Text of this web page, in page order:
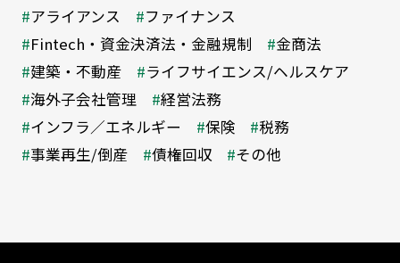
アライアンス
ファイナンス
Fintech・資金決済法・金融規制
金商法
建築・不動産
ライフサイエンス/ヘルスケア
海外子会社管理
経営法務
インフラ／エネルギー
保険
税務
事業再生/倒産
債権回収 その他